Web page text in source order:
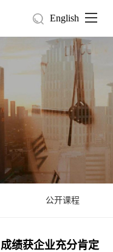
English
公开课程
绩获企业充分肯定